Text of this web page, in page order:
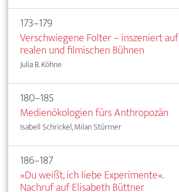
173–179
Verschwiegene Folter – inszeniert auf
realen und filmischen Bühnen
Julia B. Köhne
180–185
Medienökologien fürs Anthropozän
Isabell Schrickel, Milan Stürmer
186–187
»Du weißt, ich liebe Experimente«.
Nachruf auf Elisabeth Büttner